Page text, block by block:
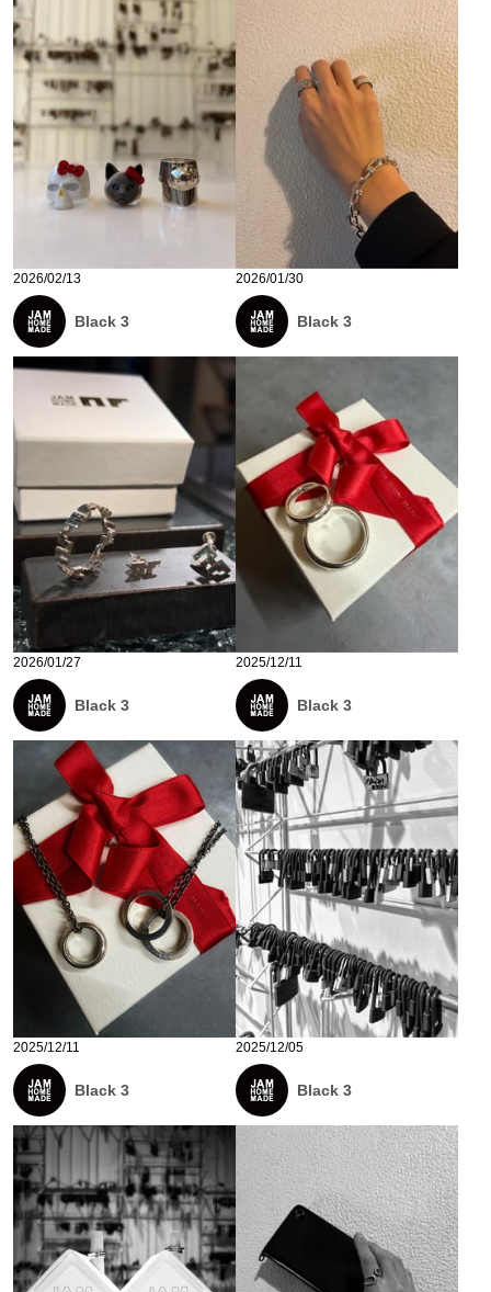
2026/02/13
Black 3
2026/01/30
Black 3
2026/01/27
Black 3
2025/12/11
Black 3
2025/12/11
Black 3
2025/12/05
Black 3